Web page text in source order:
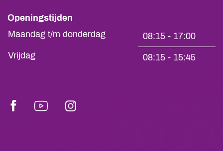
Openingstijden
Maandag t/m donderdag
08:15 - 17:00
Vrijdag
08:15 - 15:45
FacebookYoutubeInstagram